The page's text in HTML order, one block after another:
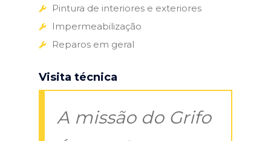
Pintura de interiores e exteriores
Impermeabilização
Reparos em geral
Visita técnica
A missão do Grifo